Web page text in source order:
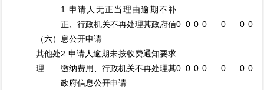
（六）
其他处
理
1.申请人无正当理由逾期不补
正、行政机关不再处理其政府信
息公开申请
0 0 0 0 0 0 0
2.申请人逾期未按收费通知要求
缴纳费用、行政机关不再处理其
政府信息公开申请
0 0 0 0 0 0 0